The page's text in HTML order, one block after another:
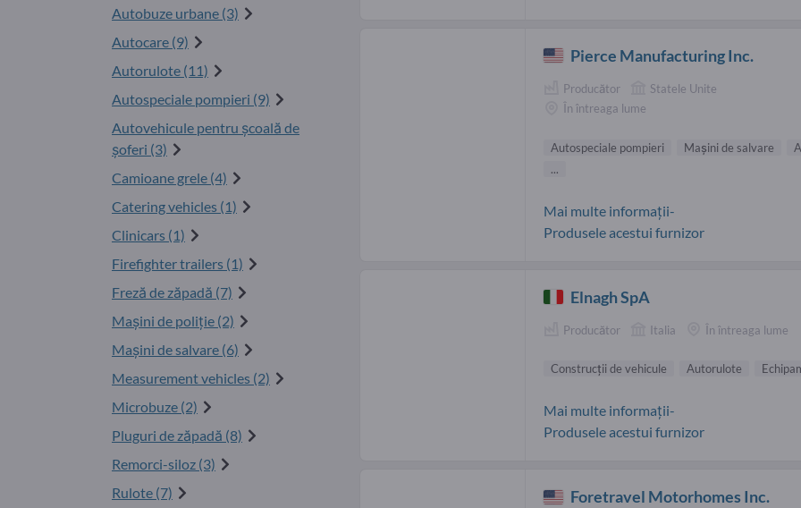
Autobuze urbane (3)
Autocare (9)
Autorulote (11)
Autospeciale pompieri (9)
Autovehicule pentru şcoală de
şoferi (3)
Camioane grele (4)
Catering vehicles (1)
Clinicars (1)
Firefighter trailers (1)
Freză de zăpadă (7)
Maşini de poliţie (2)
Maşini de salvare (6)
Measurement vehicles (2)
Microbuze (2)
Pluguri de zăpadă (8)
Remorci-siloz (3)
Rulote (7)
Pierce Manufacturing Inc.
Producător
Statele Unite
În întreaga lume
Autospeciale pompieri Maşini de salvare
...
Mai multe informații-
Produsele acestui furnizor
Elnagh SpA
Producător Italia În întreaga lume
Construcţii de vehicule Autorulote
Mai multe informații-
Produsele acestui furnizor
Foretravel Motorhomes Inc.